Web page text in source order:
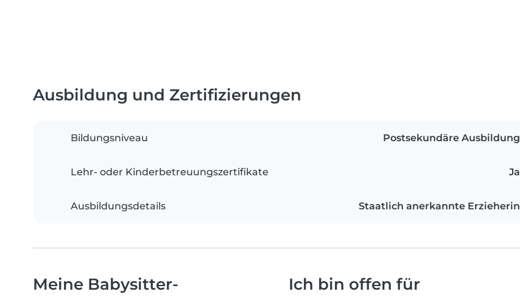
Ausbildung und Zertifizierungen
Bildungsniveau Postsekundäre Ausbildung
Lehr- oder Kinderbetreuungszertifikate Ja
Ausbildungsdetails Staatlich anerkannte Erzieherin
Meine Babysitter-
Ich bin offen für